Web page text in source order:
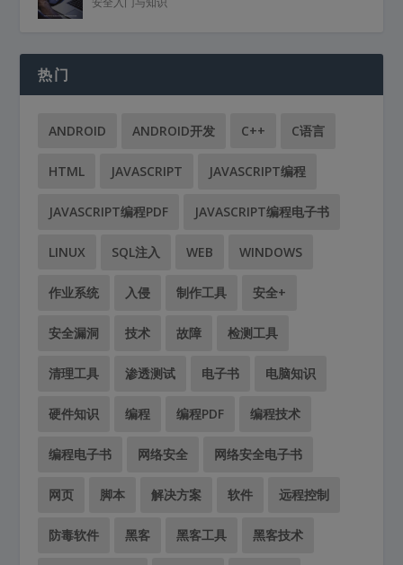
热门
ANDROID ANDROID开发 C++ C语言
HTML JAVASCRIPT JAVASCRIPT编程
JAVASCRIPT编程PDF JAVASCRIPT编程电子书
LINUX SQL注入 WEB WINDOWS
作业系统 入侵 制作工具 安全+
安全漏洞 技术 故障 检测工具
清理工具 渗透测试 电子书 电脑知识
硬件知识 编程 编程PDF 编程技术
编程电子书 网络安全 网络安全电子书
网页 脚本 解决方案 软件 远程控制
防毒软件 黑客 黑客工具 黑客技术